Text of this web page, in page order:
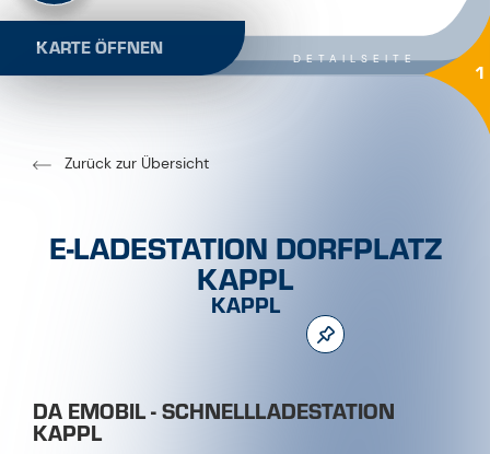
KARTE ÖFFNEN DETAILSEITE 1
Zurück zur Übersicht
E-LADESTATION DORFPLATZ
KAPPL
KAPPL
DA EMOBIL - SCHNELLLADESTATION
KAPPL